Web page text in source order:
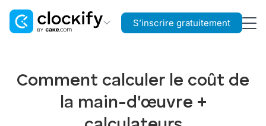
Plaky
Gestion de projet
S’inscrire gratuitement
Comment calculer le coût de
la main-d'œuvre +